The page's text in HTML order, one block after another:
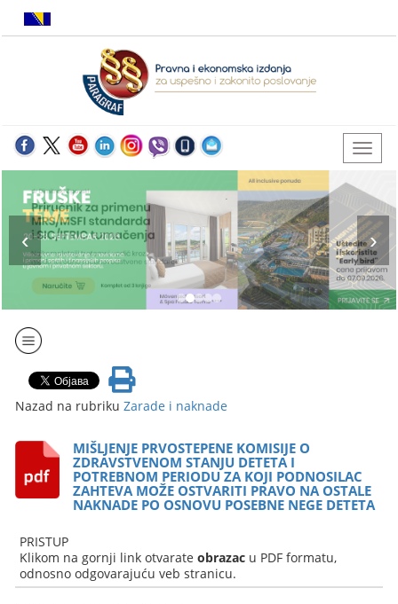
Nazad na rubrikuZarade i naknade
MIŠLJENJE PRVOSTEPENE KOMISIJE O
ZDRAVSTVENOM STANJU DETETA I
POTREBNOM PERIODU ZA KOJI PODNOSILAC
ZAHTEVA MOŽE OSTVARITI PRAVO NA OSTALE
NAKNADE PO OSNOVU POSEBNE NEGE DETETA
PRISTUP
Klikom na gornji link otvarateobrazac u PDF formatu,
odnosno odgovarajuću veb stranicu.